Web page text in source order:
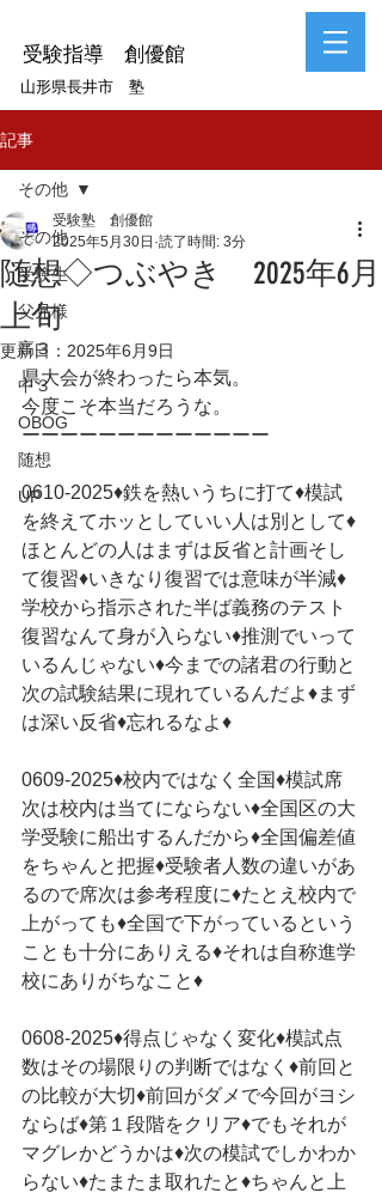
受験指導 創優館
山形県長井市 塾
記事
その他
受験生
父兄様
高３
中３
OBOG
随想
UP
その他
随想◇つぶやき 2025年6月
上旬
受験塾 創優館
2025年5月30日 読了時間: 3分
更新日： 2025年6月9日
県大会が終わったら本気。
今度こそ本当だろうな。
ーーーーーーーーーーーーー
0610-2025♦鉄を熱いうちに打て♦模試
を終えてホッとしていい人は別として♦
ほとんどの人はまずは反省と計画そし
て復習♦いきなり復習では意味が半減♦
学校から指示された半ば義務のテスト
復習なんて身が入らない♦推測でいって
いるんじゃない♦今までの諸君の行動と
次の試験結果に現れているんだよ♦まず
は深い反省♦忘れるなよ♦
0609-2025♦校内ではなく全国♦模試席
次は校内は当てにならない♦全国区の大
学受験に船出するんだから♦全国偏差値
をちゃんと把握♦受験者人数の違いがあ
るので席次は参考程度に♦たとえ校内で
上がっても♦全国で下がっているという
ことも十分にありえる♦それは自称進学
校にありがちなこと♦
0608-2025♦得点じゃなく変化♦模試点
数はその場限りの判断ではなく♦前回と
の比較が大切♦前回がダメで今回がヨシ
ならば♦第１段階をクリア♦でもそれが
マグレかどうかは♦次の模試でしかわか
らない♦たまたま取れたと♦ちゃんと上